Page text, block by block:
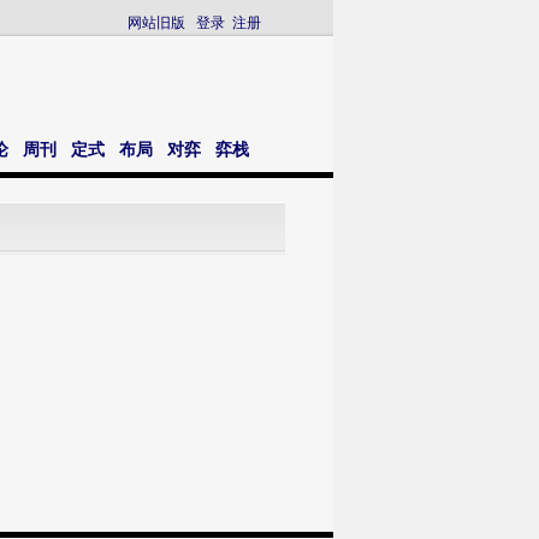
网站旧版 登录 注册
周刊 定式 布局 对弈 弈栈